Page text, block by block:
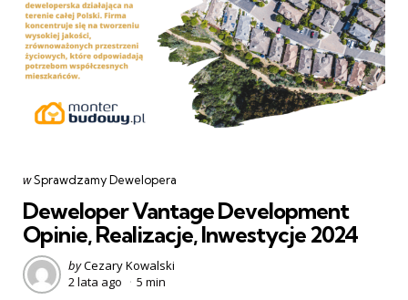
Categories
post
wSprawdzamy Dewelopera
Deweloper Vantage Development
Opinie, Realizacje, Inwestycje 2024
Posted
by
byCezary Kowalski
2 lata ago
5 min